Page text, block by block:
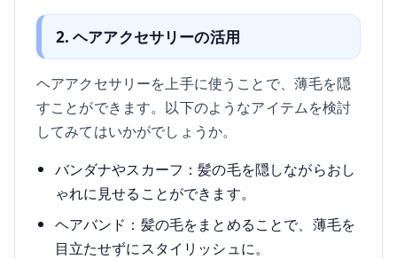
2. ヘアアクセサリーの活用
ヘアアクセサリーを上手に使うことで、薄毛を隠
すことができます。以下のようなアイテムを検討
してみてはいかがでしょうか。
バンダナやスカーフ：髪の毛を隠しながらおし
ゃれに見せることができます。
ヘアバンド：髪の毛をまとめることで、薄毛を
目立たせずにスタイリッシュに。